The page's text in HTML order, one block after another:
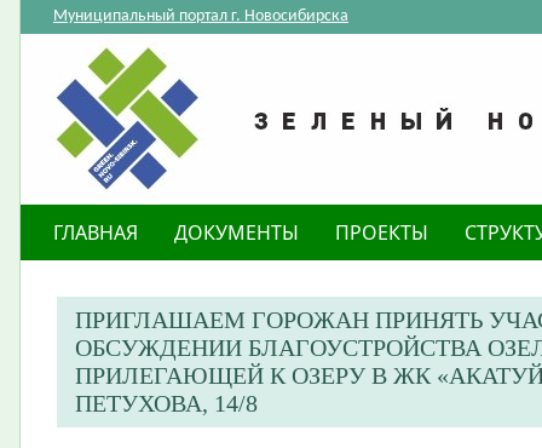
Муниципальный портал г. Новосибирска
ГЛАВНАЯ ДОКУМЕНТЫ ПРОЕКТЫ
ПРИГЛАШАЕМ ГОРОЖАН ПРИНЯТЬ
ОБСУЖДЕНИИ БЛАГОУСТРОЙСТВА
ПРИЛЕГАЮЩЕЙ К ОЗЕРУ В ЖК
ПЕТУХОВА, 14/8